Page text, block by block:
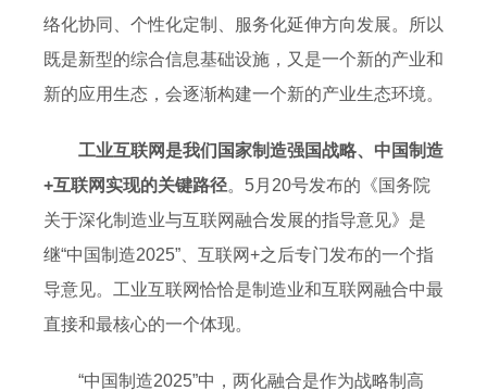
络化协同、个性化定制、服务化延伸方向发展。所以
既是新型的综合信息基础设施，又是一个新的产业和
新的应用生态，会逐渐构建一个新的产业生态环境。
工业互联网是我们国家制造强国战略、中国制造
+互联网实现的关键路径。5月20号发布的《国务院
关于深化制造业与互联网融合发展的指导意见》是
继“中国制造2025”、互联网+之后专门发布的一个指
导意见。工业互联网恰恰是制造业和互联网融合中最
直接和最核心的一个体现。
“中国制造2025”中，两化融合是作为战略制高